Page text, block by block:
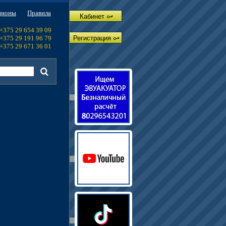
Правила
+375 29 654 39 09
+375 29 191 96 79
+375 29 671 36 01
Кабинет
Регистрация